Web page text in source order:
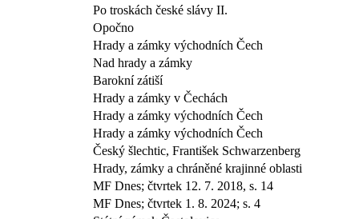
Po troskách české slávy II.
Opočno
Hrady a zámky východních Čech
Nad hrady a zámky
Barokní zátiší
Hrady a zámky v Čechách
Hrady a zámky východních Čech
Hrady a zámky východních Čech
Český šlechtic, František Schwarzenberg
Hrady, zámky a chráněné krajinné oblasti
MF Dnes; čtvrtek 12. 7. 2018, s. 14
MF Dnes; čtvrtek 1. 8. 2024; s. 4